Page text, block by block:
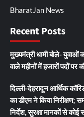
BharatJan News
Recent Posts
मुख्यमंत्री धामी बोले- युवाओं
वाले महीनों में हजारों पदों पर
दिल्ली-देहरादून आर्थिक
का डीएम ने किया निरीक्षण;
निर्देश, सुरक्षा मानकों से कोई